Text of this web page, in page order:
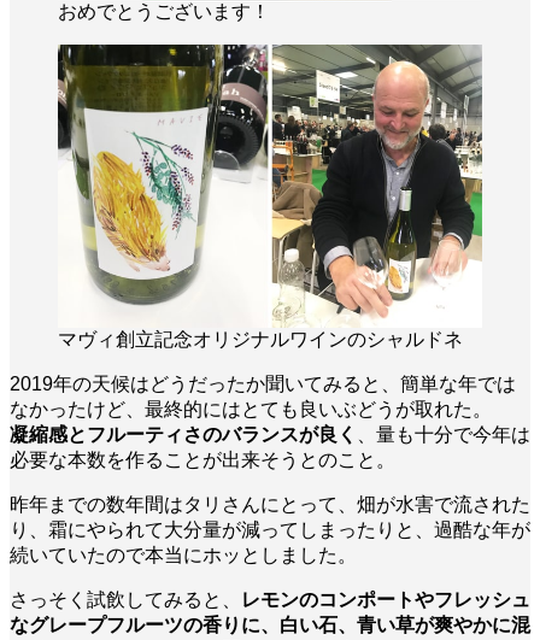
おめでとうございます！
マヴィ創立記念オリジナルワインのシャルドネ
2019年の天候はどうだったか聞いてみると、簡単な年では
なかったけど、最終的にはとても良いぶどうが取れた。
凝縮感とフルーティさのバランスが良く
、量も十分で今年は
必要な本数を作ることが出来そうとのこと。
昨年までの数年間はタリさんにとって、畑が水害で流された
り、霜にやられて大分量が減ってしまったりと、過酷な年が
続いていたので本当にホッとしました。
さっそく試飲してみると、
レモンのコンポートやフレッシュ
なグレープフルーツの香りに、白い石、青い草が爽やかに混